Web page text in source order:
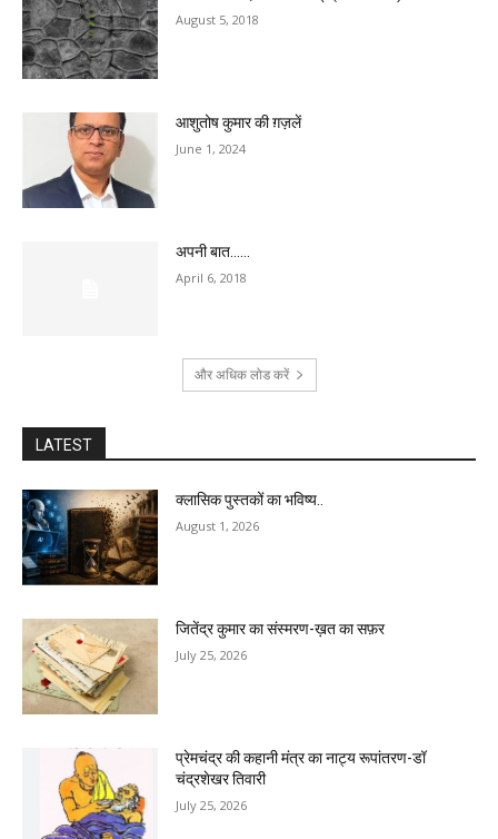
August 5, 2018
आशुतोष कुमार की ग़ज़लें
June 1, 2024
अपनी बात……
April 6, 2018
और अधिक लोड करें
LATEST
क्लासिक पुस्तकों का भविष्य..
August 1, 2026
जितेंद्र कुमार का संस्मरण-ख़त का सफ़र
July 25, 2026
प्रेमचंद्र की कहानी मंत्र का नाट्य रूपांतरण-डॉ
चंद्रशेखर तिवारी
July 25, 2026